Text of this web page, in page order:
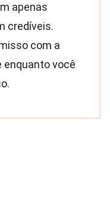
apenas
credíveis.
com a
enquanto você